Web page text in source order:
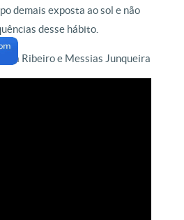
demais exposta ao sol e não
desse hábito.
Ribeiro e Messias Junqueira